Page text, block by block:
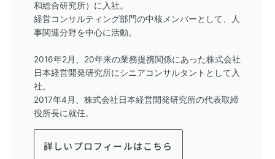
和総合研究所）に入社。
経営コンサルティング部門の中核メンバーとして、人
事関連分野を中心に活動。
2016年2月、20年来の業務提携関係にあった株式会社
日本経営開発研究所にシニアコンサルタントとして入
社。
2017年4月、株式会社日本経営開発研究所の代表取締
役所長に就任。
詳しいプロフィールはこちら